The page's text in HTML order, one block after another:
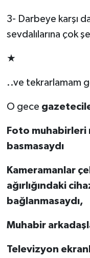
3- Darbeye karşı
sevdalılarına çok
★
..ve tekrarlamam
O gece
Foto
basmasaydı
Kameramanlar
ağırlığındaki
bağlanmasaydı,
Muhabir
Televizyon